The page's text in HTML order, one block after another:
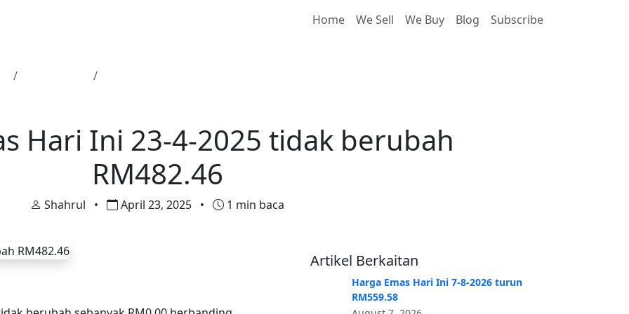
Home We Sell We Buy Blog Subscribe
Hari Ini 23-4-2025 tidak berubah
RM482.46
Shahrul • April 23, 2025 • 1 min baca
Artikel Berkaitan
Harga Emas Hari Ini 7-8-2026 turun
RM559.58